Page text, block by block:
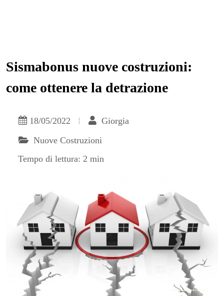
Sismabonus nuove costruzioni:
come ottenere la detrazione
18/05/2022
Giorgia
Nuove Costruzioni
Tempo di lettura: 2 min